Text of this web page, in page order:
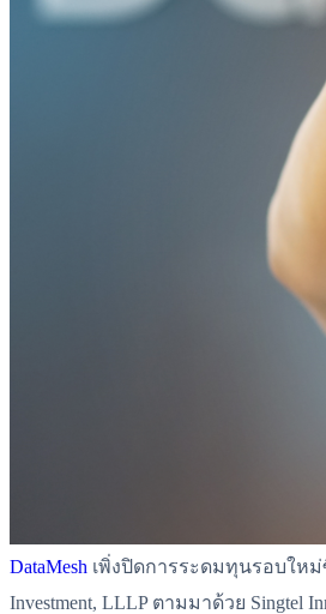
DataMesh เพิ่งปิดการระดมทุนรอบใหม่
Investment, LLLP ตามมาด้วย Singtel